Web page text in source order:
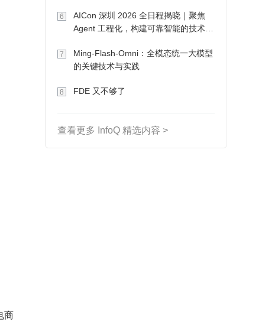
商
6
AICon 深圳 2026 全日程揭晓｜聚焦
Agent 工程化，构建可靠智能的技术路
7
Ming-Flash-Omni：全模态统一大模型
的关键技术与实践
8 FDE 又不够了
查看更多 InfoQ 精选内容 >